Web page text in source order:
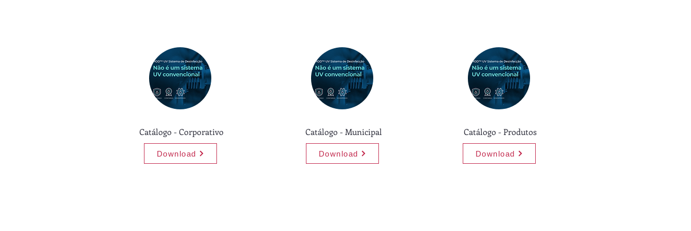
Catálogo - Corporativo
Download
Catálogo - Municipal
Download
Catálogo - Produtos
Download